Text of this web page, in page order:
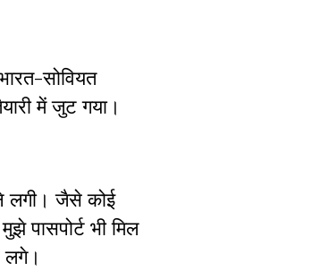
सोवियत
में जुट गया।
लगी। जैसे कोई
पासपोर्ट भी मिल